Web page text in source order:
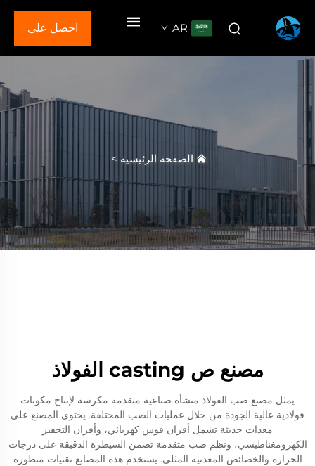
AR احصل على
الصفحة الرئيسية>
مصنع ص casting الفولاذ
يمثل مصنع صب الفولاذ منشأة صناعية متقدمة مكرسة لإنتاج مكونات
فولاذية عالية الجودة من خلال عمليات الصب المختلفة. يحتوي المصنع على
معدات حديثة تشمل أفران قوس كهربائي، وأفران التحفيز
الكهرومغناطيسي، ونظم صب متقدمة تضمن السيطرة الدقيقة على درجات
الحرارة والخصائص المعدنية المثلى. يستخدم هذه المصانع تقنيات متطورة